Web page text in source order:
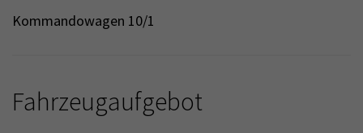
Kommandowagen 10/1
Fahrzeugaufgebot